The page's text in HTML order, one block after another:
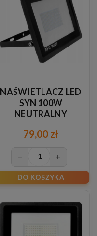
NAŚWIETLACZ LED
SYN 100W
NEUTRALNY
79,00 zł
− +
DO KOSZYKA